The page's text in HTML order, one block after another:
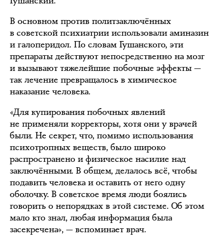
В основном против политзаключённых
в советской психиатрии использовали аминазин
и галоперидол. По словам Гушанского, эти
препараты действуют непосредственно на мозг
и вызывают тяжелейшие побочные эффекты —
так лечение превращалось в химическое
наказание человека.
«Для купирования побочных явлений
не применяли корректоры, хотя они у врачей
были. Не секрет, что, помимо использования
психотропных веществ, было широко
распространено и физическое насилие над
заключёнными. В общем, делалось всё, чтобы
подавить человека и оставить от него одну
оболочку. В советское время люди боялись
говорить о непорядках в этой системе. Об этом
мало кто знал, любая информация была
засекречена», — вспоминает врач.